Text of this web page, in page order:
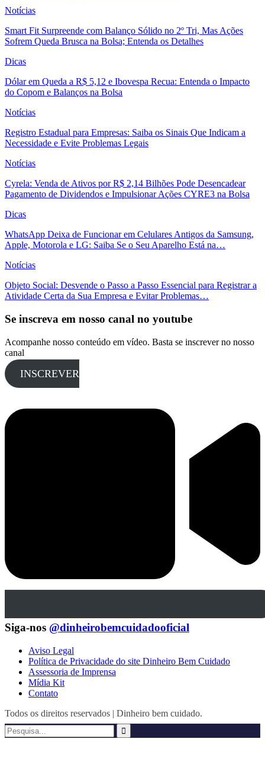
Notícias
Smart Fit Surpreende com Balanço Sólido no 2º Tri, Mas Ações
Sofrem Queda Brusca na Bolsa; Entenda os Detalhes
Dicas
Dólar em Queda a R$ 5,12 e Ibovespa Recua: Entenda o Impacto
do Copom e Balanços na Bolsa
Notícias
Registro Estadual para Empresas: Saiba os Sinais Que Indicam a
Necessidade e Evite Problemas Legais
Notícias
Cyrela: Venda de Ativos por R$ 2,14 Bilhões Pode Desencadear
Pagamento de Dividendos e Impulsionar Ações CYRE3 na Bolsa
Dicas
WhatsApp Deixa de Funcionar em Celulares Antigos da Samsung,
Apple, Motorola e LG: Saiba Se o Seu Aparelho Está na…
Notícias
Objeto Social: Desvende o Passo a Passo Essencial para Registrar a
Atividade Certa da Sua Empresa e Evitar Problemas…
Se inscreva em nosso canal no youtube
Acompanhe nosso conteúdo em vídeo. Basta se inscrever no nosso
canal
INSCREVER
Siga-nos @dinheirobemcuidadooficial
Aviso Legal
Política de Privacidade do site Dinheiro Bem Cuidado
Assessoria de Imprensa
Mídia Kit
Contato
Todos os direitos reservados | Dinheiro bem cuidado.